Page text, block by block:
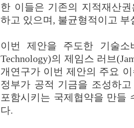
한 이들은 기존의 지적재산
하고 있으며, 불균형적이고 부
이번 제안을 주도한 기술소
Technology)의 제임스 러브
개연구가 이번 제안의 주요
정부가 공적 기금을 조성하
포함시키는 국제협약을 만들
다.